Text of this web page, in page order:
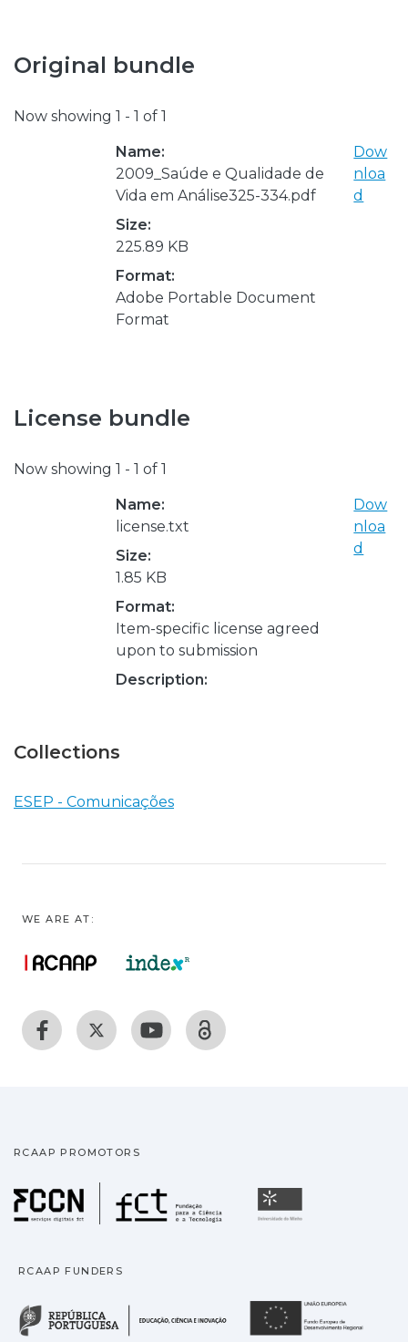
Original bundle
Now showing 1 - 1 of 1
Name:
2009_Saúde e Qualidade de
Vida em Análise325-334.pdf
Size:
225.89 KB
Format:
Adobe Portable Document
Format
Dow
nloa
d
License bundle
Now showing 1 - 1 of 1
Name:
license.txt
Size:
1.85 KB
Format:
Item-specific license agreed
upon to submission
Description:
Dow
nloa
d
Collections
ESEP - Comunicações
WE ARE AT:
RCAAP PROMOTORS
Fundação para a
RCAAP FUNDERS
República Portuguesa